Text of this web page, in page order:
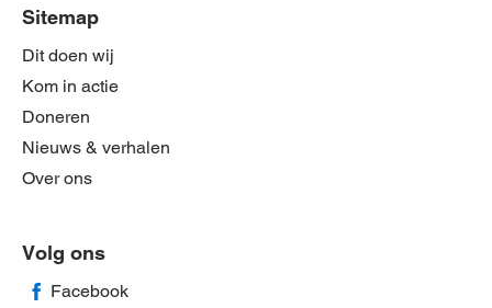
Sitemap
Dit doen wij
Kom in actie
Doneren
Nieuws & verhalen
Over ons
Volg ons
Facebook